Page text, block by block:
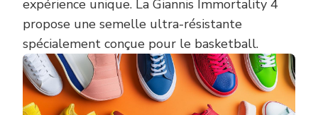
expérience unique. La Giannis Immortality 4
propose une semelle ultra-résistante
spécialement conçue pour le basketball.